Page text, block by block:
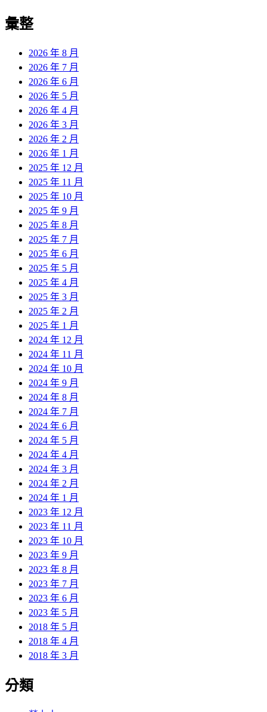
彙整
2026 年 8 月
2026 年 7 月
2026 年 6 月
2026 年 5 月
2026 年 4 月
2026 年 3 月
2026 年 2 月
2026 年 1 月
2025 年 12 月
2025 年 11 月
2025 年 10 月
2025 年 9 月
2025 年 8 月
2025 年 7 月
2025 年 6 月
2025 年 5 月
2025 年 4 月
2025 年 3 月
2025 年 2 月
2025 年 1 月
2024 年 12 月
2024 年 11 月
2024 年 10 月
2024 年 9 月
2024 年 8 月
2024 年 7 月
2024 年 6 月
2024 年 5 月
2024 年 4 月
2024 年 3 月
2024 年 2 月
2024 年 1 月
2023 年 12 月
2023 年 11 月
2023 年 10 月
2023 年 9 月
2023 年 8 月
2023 年 7 月
2023 年 6 月
2023 年 5 月
2018 年 5 月
2018 年 4 月
2018 年 3 月
分類